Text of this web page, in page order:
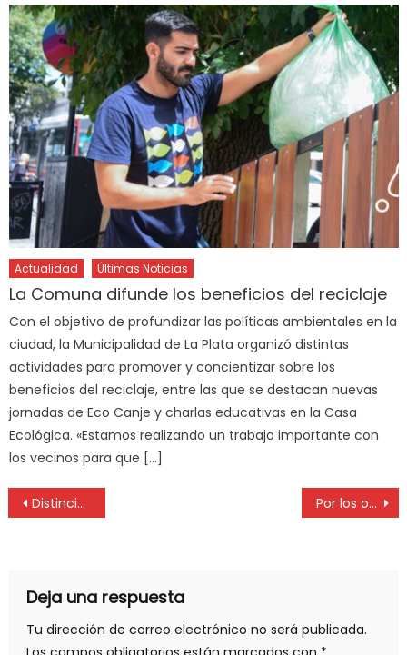
Actualidad Últimas Noticias
La Comuna difunde los beneficios del reciclaje
Con el objetivo de profundizar las políticas ambientales en la
ciudad, la Municipalidad de La Plata organizó distintas
actividades para promover y concientizar sobre los
beneficios del reciclaje, entre las que se destacan nuevas
jornadas de Eco Canje y charlas educativas en la Casa
Ecológica. «Estamos realizando un trabajo importante con
los vecinos para que […]
Distinción para el doctor Adolfo Brook, funcionario de la UNLP Por los odontólogos dados de baja piden una reunión al titular del IOMA
Deja una respuesta
Tu dirección de correo electrónico no será publicada.